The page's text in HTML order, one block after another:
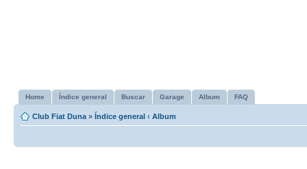
Home Índice general Buscar Garage Album FAQ
Club Fiat Duna » Índice general ‹ Album